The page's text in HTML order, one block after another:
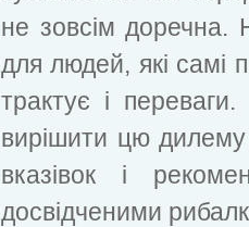
не зовсім доречна.
для людей, які самі
трактує і
вирішити цю
вказівок і
досвідченими